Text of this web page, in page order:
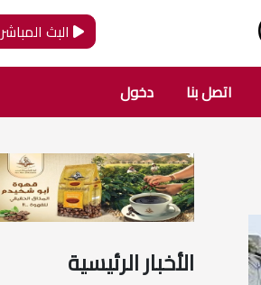
البث المباشر
اتصل بنا دخول
الأخبار الرئيسية